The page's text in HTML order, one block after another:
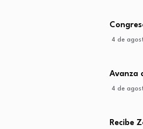
4 de
Avanza
4 de
Recibe